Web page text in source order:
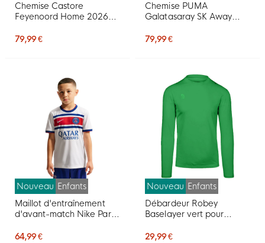
Chemise Castore
Feyenoord Home 2026-
79,99 €
Chemise PUMA
Galatasaray SK Away
79,99 €
Nouveau Enfants
Maillot d'entraînement
d'avant-match Nike Paris
2027 pour Enfants, blanc
64,99 €
Nouveau Enfants
Débardeur Robey
Baselayer vert pour
29,99 €